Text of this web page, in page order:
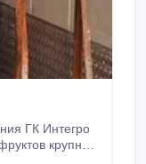
крупных